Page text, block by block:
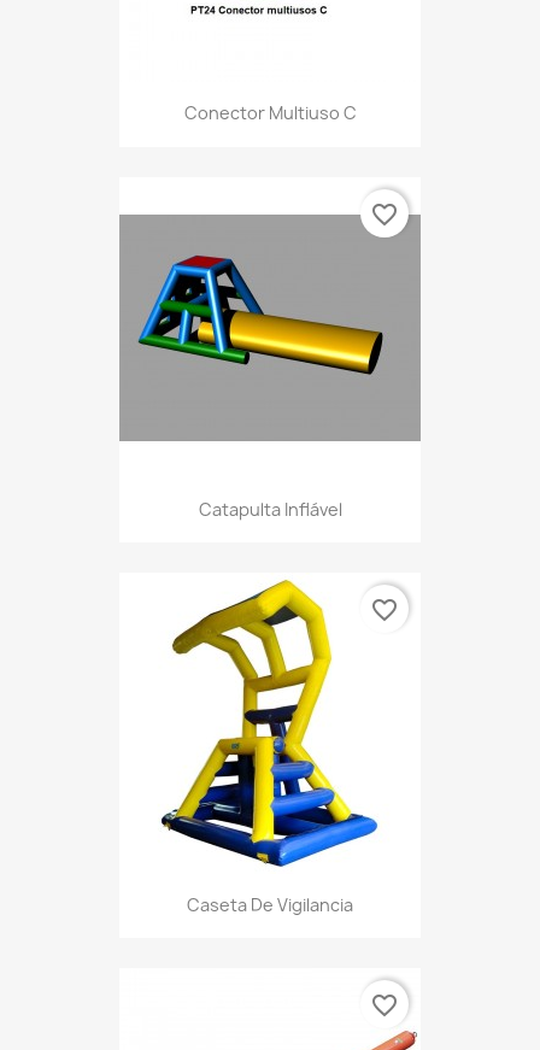
Conector Multiuso C
Catapulta Inflável
favorite_border
Caseta De Vigilancia
favorite_border
favorite_border